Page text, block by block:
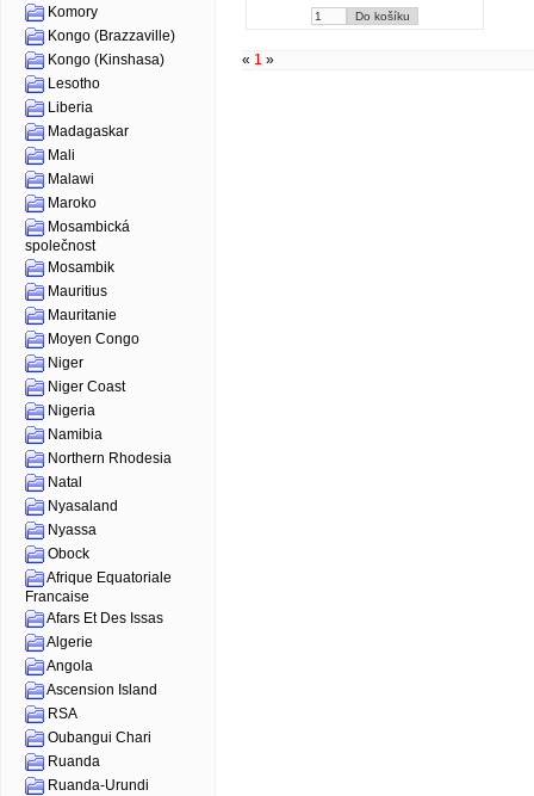
Komory
Kongo (Brazzaville)
Kongo (Kinshasa)
Lesotho
Liberia
Madagaskar
Mali
Malawi
Maroko
Mosambická
společnost
Mosambik
Mauritius
Mauritanie
Moyen Congo
Niger
Niger Coast
Nigeria
Namibia
Northern Rhodesia
Natal
Nyasaland
Nyassa
Obock
Afrique Equatoriale
Francaise
Afars Et Des Issas
Algerie
Angola
Ascension Island
RSA
Oubangui Chari
Ruanda
Ruanda-Urundi
« 1 »